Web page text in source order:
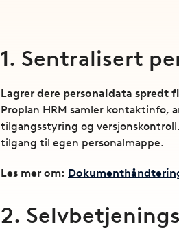
1. Sentralisert
Lagrer dere personaldata spredt
Proplan HRM samler kontaktinfo,
tilgangsstyring og
tilgang til egen personalmappe.
Les mer om:
2.